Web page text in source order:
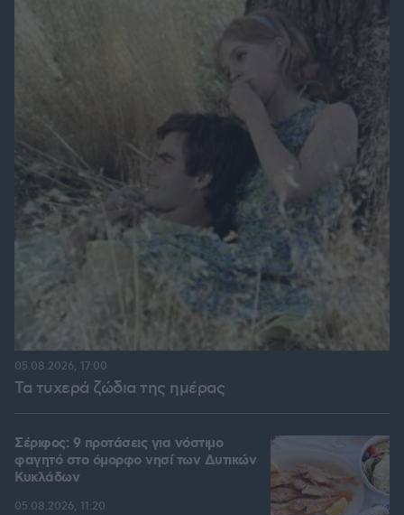
Τα τυχερά ζώδια της ημέρας
05.08.2026, 17:00
Σέριφος: 9 προτάσεις για νόστιμο
φαγητό στο όμορφο νησί των Δυτικών
Κυκλάδων
05.08.2026, 11:20